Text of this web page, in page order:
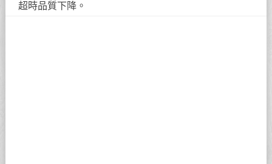
超時品質下降。